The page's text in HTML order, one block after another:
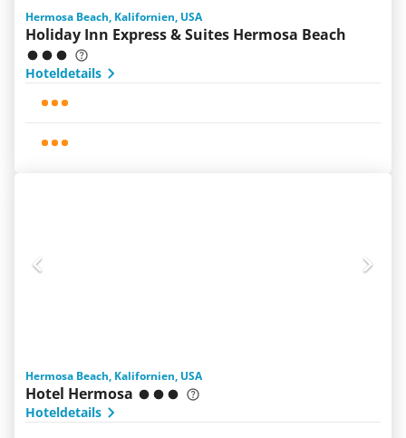
Hermosa Beach, Kalifornien, USA
Holiday Inn Express & Suites Hermosa Beach
Hoteldetails
Hermosa Beach, Kalifornien, USA
Hotel Hermosa
Hoteldetails